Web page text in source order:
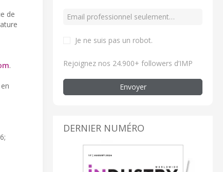
de
.
Je ne suis pas un robot.
Rejoignez nos 24.900+ followers d’IMP
Envoyer
DERNIER NUMÉRO